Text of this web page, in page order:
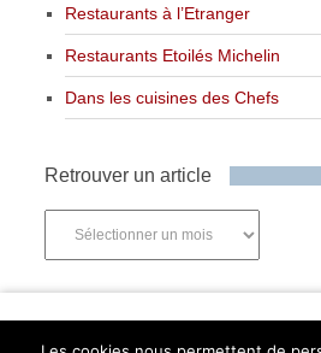
Restaurants à l’Etranger
Restaurants Etoilés Michelin
Dans les cuisines des Chefs
Retrouver un article